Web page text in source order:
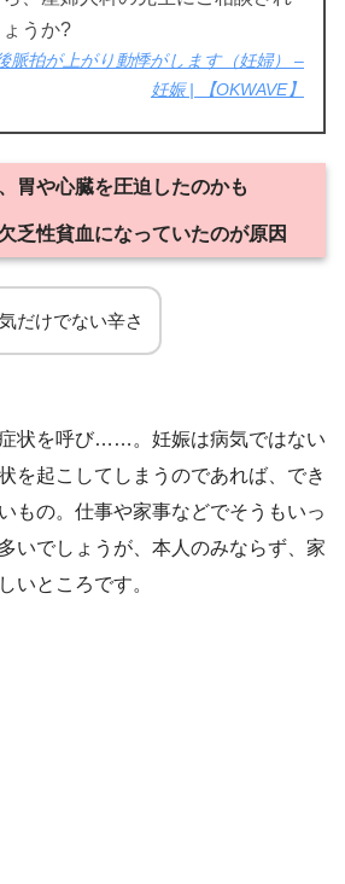
うか?
脈拍が上がり動悸がします（妊婦） –
妊娠 | 【OKWAVE】
胃や心臓を圧迫したのかも
乏性貧血になっていたのが原因
だけでない辛さ
状を呼び……。妊娠は病気ではない
を起こしてしまうのであれば、でき
もの。仕事や家事などでそうもいっ
いでしょうが、本人のみならず、家
いところです。